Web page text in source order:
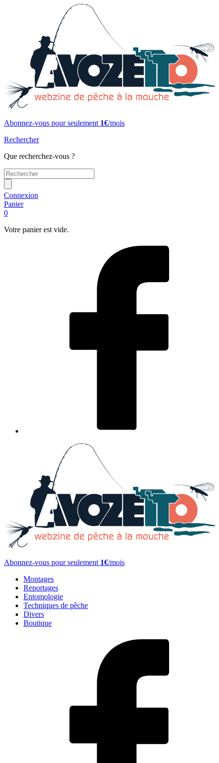
Abonnez-vous pour seulement 1€/mois
Rechercher
Que recherchez-vous ?
Connexion
Panier
0
Votre panier est vide.
Abonnez-vous pour seulement 1€/mois
Montages
Reportages
Entomologie
Techniques de pêche
Divers
Boutique